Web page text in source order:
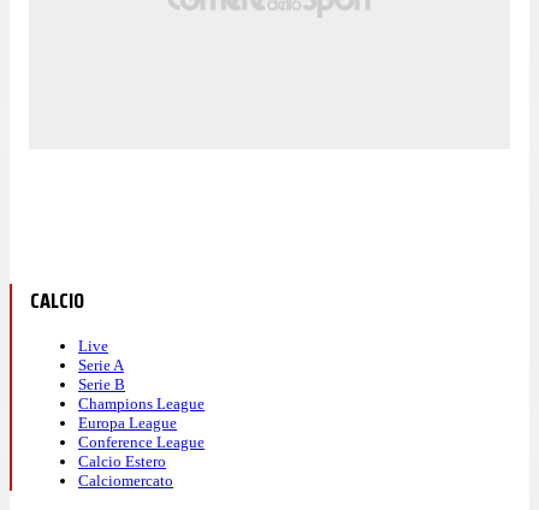
CALCIO
Live
Serie A
Serie B
Champions League
Europa League
Conference League
Calcio Estero
Calciomercato